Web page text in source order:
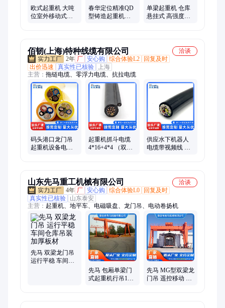
欧式起重机 大吨
位室外移动式电
春华定位精准QD
型铸造起重机安
单梁起重机 仓库
悬挂式 高强度厂
佰韧(上海)特种线缆有限公司
洽谈
2年 厂 安心购 综合体验L2
回复及时
出价迅速
真实性已核验
上海
主营： 拖链电缆、零浮力电缆、抗拉电缆
码头港口龙门吊
起重机设备电缆
起重机抓斗电缆
4*16+4*4 （双护
供应水下机器人
电缆带视频线 电
山东先马重工机械有限公司
洽谈
4年 厂 安心购 综合体验L0
回复及时
真实性已核验
山东泰安
主营： 起重机、地平车、电磁吸盘、龙门吊、电动卷扬机
先马 双梁龙门吊
运行平稳 车间仓
先马 包厢单梁门
式起重机行吊10
先马 MG型双梁龙
门吊 遥控移动 机